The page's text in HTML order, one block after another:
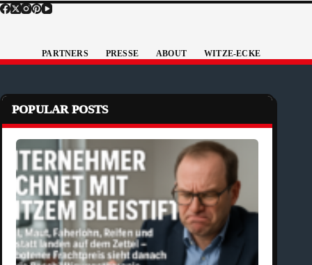
PARTNERS PRESSE ABOUT WITZE-ECKE
POPULAR POSTS